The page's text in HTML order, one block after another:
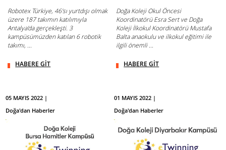
Robotex Türkiye, 46'sı yurtdışı olmak
üzere 187 takımın katılımıyla
Antalya'da gerçekleşti. 3
kampüsümüzden katılan 6 robotik
takımı, ...
HABERE GİT
Doğa Koleji Okul Öncesi
Koordinatörü Esra Sert ve Doğa
Koleji İlkokul Koordinatörü Mustafa
Balta anaokulu ve ilkokul eğitimi ile
ilgili önemli ...
HABERE GİT
05 MAYIS 2022 |
Doğa'dan Haberler
01 MAYIS 2022 |
Doğa'dan Haberler